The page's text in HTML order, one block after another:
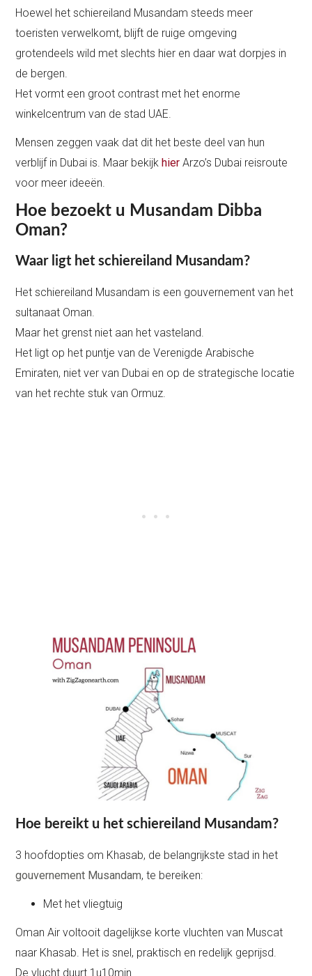
Hoewel het schiereiland Musandam steeds meer
toeristen verwelkomt, blijft de ruige omgeving
grotendeels wild met slechts hier en daar wat dorpjes in
de bergen.
Het vormt een groot contrast met het enorme
winkelcentrum van de stad UAE.
Mensen zeggen vaak dat dit het beste deel van hun
verblijf in Dubai is. Maar bekijkhier Arzo’s Dubai reisroute
voor meer ideeën.
Hoe bezoekt u Musandam Dibba
Oman?
Waar ligt het schiereiland Musandam?
Het schiereiland Musandam is een gouvernement van het
sultanaat Oman.
Maar het grenst niet aan het vasteland.
Het ligt op het puntje van de Verenigde Arabische
Emiraten, niet ver van Dubai en op de strategische locatie
van het rechte stuk van Ormuz.
Hoe bereikt u het schiereiland Musandam?
3 hoofdopties om Khasab, de belangrijkste stad in het
gouvernement Musandam, te bereiken:
Met het vliegtuig
Oman Air voltooit dagelijkse korte vluchten van Muscat
naar Khasab. Het is snel, praktisch en redelijk geprijsd.
De vlucht duurt 1u10min